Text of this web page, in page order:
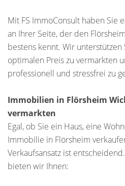
Mit FS ImmoConsult haben Sie
an Ihrer Seite, der den
bestens kennt. Wir
optimalen Preis zu vermarkten
professionell und stressfrei zu
Immobilien in Flörsheim
vermarkten
Egal, ob Sie ein Haus, eine
Immobilie in Flörsheim
Verkaufsansatz ist
bieten wir Ihnen: